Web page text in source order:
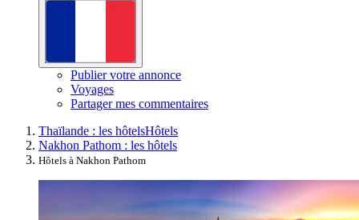
Publier votre annonce
Voyages
Partager mes commentaires
Thaïlande : les hôtelsHôtels
Nakhon Pathom : les hôtels
Hôtels à Nakhon Pathom